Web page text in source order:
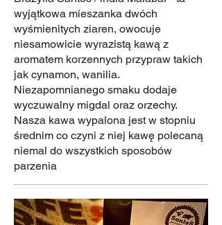
wyjątkowa mieszanka dwóch
wyśmienitych ziaren, owocuje
niesamowicie wyrazistą kawą z
aromatem korzennych przypraw takich
jak cynamon, wanilia.
Niezapomnianego smaku dodaje
wyczuwalny migdal oraz orzechy.
Nasza kawa wypalona jest w stopniu
średnim co czyni z niej kawę polecaną
niemal do wszystkich sposobów
parzenia